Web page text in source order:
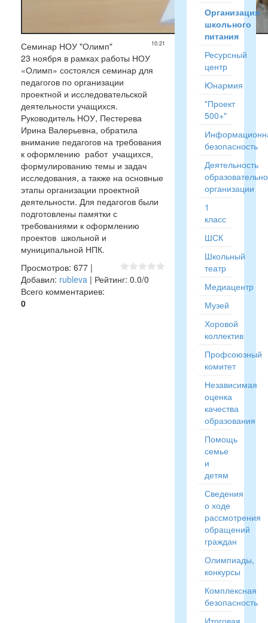
10:21
Семинар НОУ "Олимп"
23 ноября в рамках работы НОУ
«Олимп» состоялся семинар для
педагогов по организации
проектной и исследовательской
деятельности учащихся.
Руководитель НОУ, Пестерева
Ирина Валерьевна, обратила
внимание педагогов на требования
к оформлению работ учащихся,
формулированию темы и задач
исследования, а также на основные
этапы организации проектной
деятельности. Для педагогов были
подготовлены памятки с
требованиями к оформлению
проектов школьной и
муниципальной НПК.
Просмотров: 677 |
Добавил: rubleva | Рейтинг: 0.0/0
Всего комментариев:
0
Организация
школьного
питания
Ресурсный
центр
Юнармия
"Проект
500+"
безопасность
Деятельность
организации
1
класс
ШСК
Школьный
театр
Медиацентр
Музей
Хоровой
коллектив
Профсоюзный
комитет
Независимая
оценка
качества
образования
Помощь
семье
и
детям
Сведения
о ходе
рассмотрения
обращений
граждан
Олимпиады,
конкурсы
Комплексная
безопасность
Итоговая